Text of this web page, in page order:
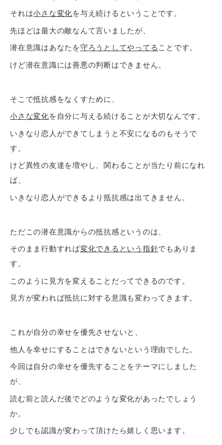
それは小さな変化を与え続けるということです。
先ほどは最大の敵なんて言いましたが、
潜在意識はあなたを守ろうとしてやってる ことです。
けど潜在意識には善悪の判断はできません。
そこで抵抗感をなくすために、
小さな変化を自分に与える続けることが大切なんです。
いきなり恋人ができてしまうと不安になるのもそうで
す。
けど異性の友達を増やし、関わることが当たり前になれ
ば、
いきなり恋人ができるより抵抗感は出てきません。
ただこの潜在意識からの抵抗感というのは、
そのまま行動すれば変化できるという指針でもありま
す。
このように見方を変えることだってできるのです。
見方が変われば抵抗に対する意識も変わってきます。
これが自分の幸せを優先させないと、
他人を幸せにすることはできないという理由でした。
今回は自分の幸せを優先することをテーマにしました
が、
読む前と読んだ後でどのような変化があったでしょう
か。
少しでも認識が変わって頂けたら嬉しく思います。